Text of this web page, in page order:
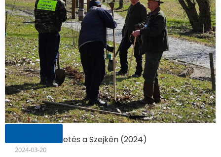
Tavaszi faültetés a Szejkén (2024)
2024-03-20